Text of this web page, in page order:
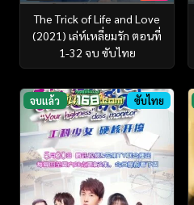
The Trick of Life and Love
(2021) เล่ห์เหลี่ยมรัก ตอนที่
1-32 จบ ซับไทย
จบแล้ว ซับไทย